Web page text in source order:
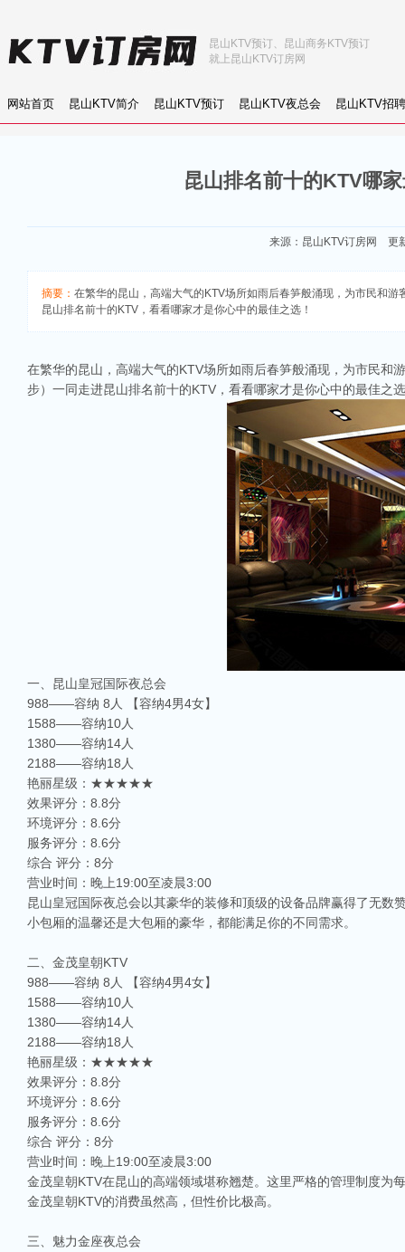
网站首页 昆山KTV简介 昆山KTV预订 昆山KTV夜总会 昆山KTV招聘
昆山KTV预订、昆山商务KTV预订
就上昆山KTV订房网
昆山排名前十的KTV哪
来源： 昆山KTV订房网 更
摘要： 在繁华的昆山，高端大气的KTV场所如雨后春笋般涌现，为市民和
昆山排名前十的KTV，看看哪家才是你心中的最佳之选！
在繁华的昆山，高端大气的KTV场所如雨后春笋般涌现，为市民和
步）一同走进昆山排名前十的KTV，看看哪家才是你心中的最佳之
一、昆山皇冠国际夜总会
988——容纳 8人 【容纳4男4女】
1588——容纳10人
1380——容纳14人
2188——容纳18人
艳丽星级：★★★★★
效果评分：8.8分
环境评分：8.6分
服务评分：8.6分
综合 评分：8分
营业时间：晚上19:00至凌晨3:00
昆山皇冠国际夜总会以其豪华的装修和顶级的设备品牌赢得了无
小包厢的温馨还是大包厢的豪华，都能满足你的不同需求。
二、金茂皇朝KTV
988——容纳 8人 【容纳4男4女】
1588——容纳10人
1380——容纳14人
2188——容纳18人
艳丽星级：★★★★★
效果评分：8.8分
环境评分：8.6分
服务评分：8.6分
综合 评分：8分
营业时间：晚上19:00至凌晨3:00
金茂皇朝KTV在昆山的高端领域堪称翘楚。这里严格的管理制度为
金茂皇朝KTV的消费虽然高，但性价比极高。
三、魅力金座夜总会